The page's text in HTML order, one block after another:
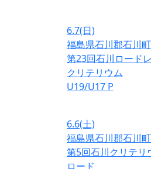
6.7(日)
福島県石川郡石川町
第23回石川ロード
クリテリウム
U19/U17 P
6.6(土)
福島県石川郡石川町
第5回石川クリテリ
ロード